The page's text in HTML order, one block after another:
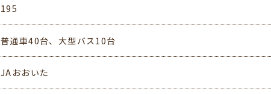
195
普通車40台、大型バス10台
JAおおいた